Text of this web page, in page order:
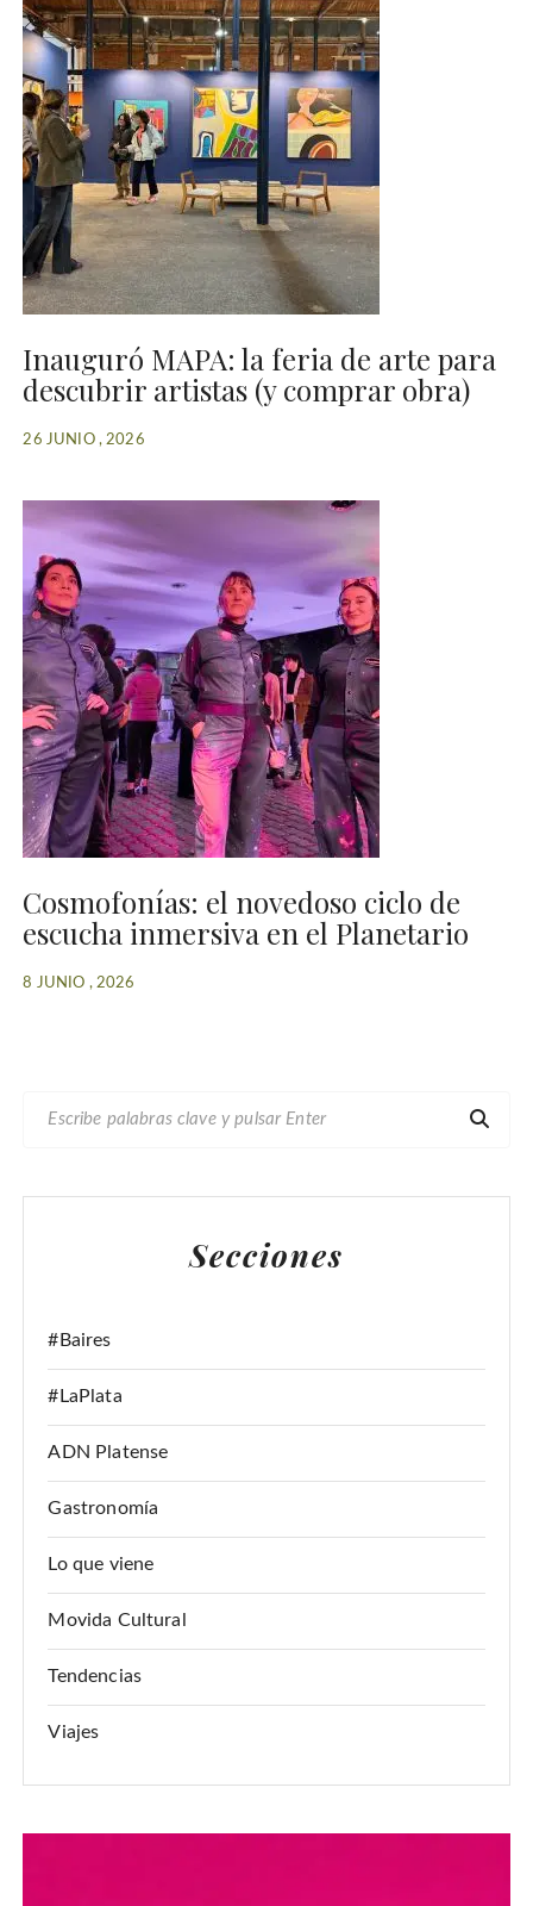
Inauguró MAPA: la feria de arte para
descubrir artistas (y comprar obra)
26 JUNIO , 2026
Cosmofonías: el novedoso ciclo de
escucha inmersiva en el Planetario
8 JUNIO , 2026
C
Secciones
#Baires
#LaPlata
ADN Platense
Gastronomía
Lo que viene
Movida Cultural
Tendencias
Viajes